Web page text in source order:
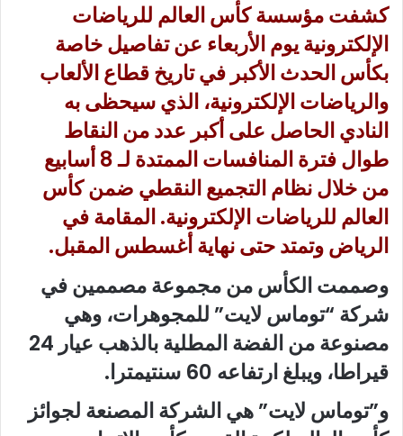
ا
كشفت مؤسسة كأس العالم للرياضات
الإلكترونية يوم الأربعاء عن تفاصيل خاصة
بكأس الحدث الأكبر في تاريخ قطاع الألعاب
والرياضات الإلكترونية، الذي سيحظى به
النادي الحاصل على أكبر عدد من النقاط
طوال فترة المنافسات الممتدة لـ 8 أسابيع
من خلال نظام التجميع النقطي ضمن كأس
العالم للرياضات الإلكترونية. المقامة في
الرياض وتمتد حتى نهاية أغسطس المقبل.
وصممت الكأس من مجموعة مصممين في
شركة “توماس لايت” للمجوهرات، وهي
مصنوعة من الفضة المطلية بالذهب عيار 24
قيراطا، ويبلغ ارتفاعه 60 سنتيمترا.
و”توماس لايت” هي الشركة المصنعة لجوائز